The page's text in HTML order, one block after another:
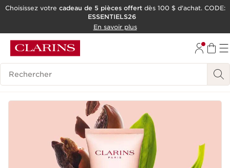
ALLER AU CONTENU
OUTIL D'ACCESSIBILITÉ
Choisissez votre cadeau de 5 pièces offertdès 100 $ d'achat. CODE:
ESSENTIELS26
En savoir plus
Historique des recherches